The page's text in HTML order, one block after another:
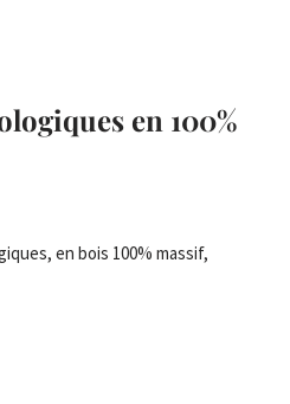
en 100%
en bois 100% massif,